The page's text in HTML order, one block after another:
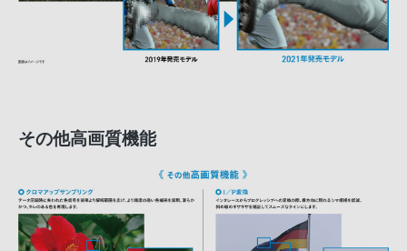
その他高画質機能